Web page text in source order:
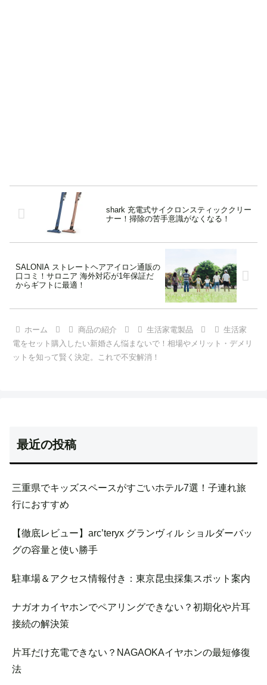
shark 充電式サイクロンスティッククリー
ナー！掃除の苦手意識がなくなる！
SALONIA ストレートヘアアイロン通販の
口コミ！サロニア 海外対応が1年保証だ
からギフトに最適！
ホーム 商品の紹介 生活家電製品
生活家
電をセット購入したい新婚さん悩まないで！相場やメリット・デメリ
ットを知って賢く決定。これで不安解消！
最近の投稿
三重県でキッズスペースがすごいホテル7選！子連れ旅
行におすすめ
【徹底レビュー】arc’teryx グランヴィル ショルダーバッ
グの容量と使い勝手
駐車場＆アクセス情報付き：東京昆虫採集スポット案内
ナガオカイヤホンでペアリングできない？初期化や片耳
接続の解決策
片耳だけ充電できない？NAGAOKAイヤホンの最短修復
法